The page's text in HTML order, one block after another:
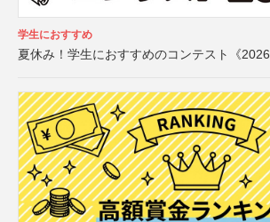
学生におすすめ
夏休み！学生におすすめのコンテスト《2026